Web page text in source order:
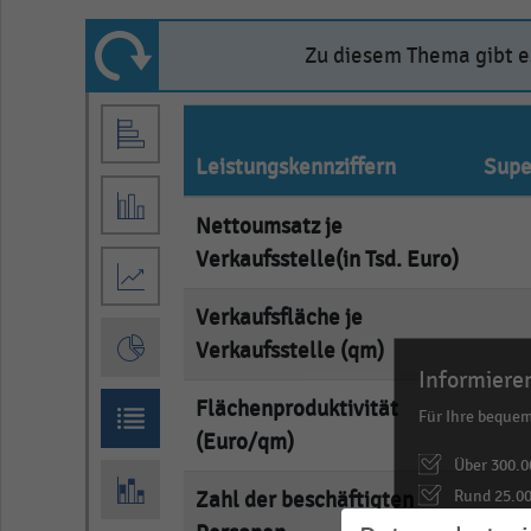
Zu diesem Thema gibt
Leistungskennziffern
Nettoumsatz je
Verkaufsstelle(in Tsd. Euro)
Verkaufsfläche je
Verkaufsstelle (qm)
Flächenproduktivität
(Euro/qm)
Zahl der beschäftigten
Für Ihre
Über
Rund
Download